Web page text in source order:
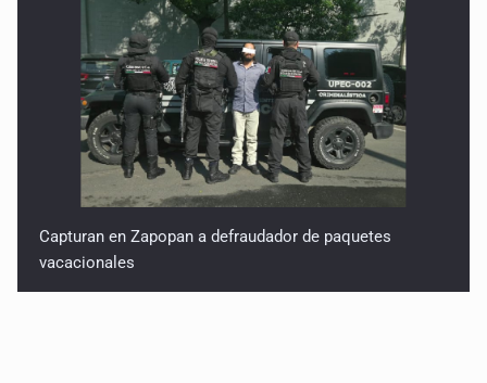
Capturan en Zapopan a defraudador de paquetes
vacacionales